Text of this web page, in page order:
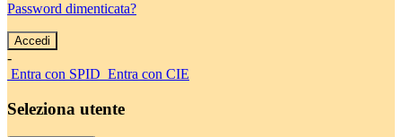
Password dimenticata?
-
Entra con SPID Entra con CIE
Seleziona utente